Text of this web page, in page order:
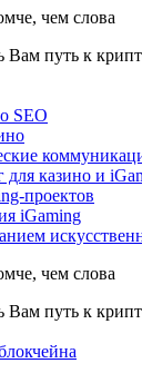
чем слова
Вам путь к
SEO
казино и
проектов
iGaming
чем слова
Вам путь к